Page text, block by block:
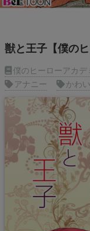
獣と王子【僕の
僕のヒーローアカデ
アナニー
かわ